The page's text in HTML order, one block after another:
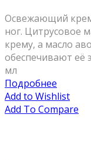
Освежающий крем
ног. Цитрусовое
крему, а масло
обеспечивают её
мл
Подробнее
Add to Wishlist
Add To Compare